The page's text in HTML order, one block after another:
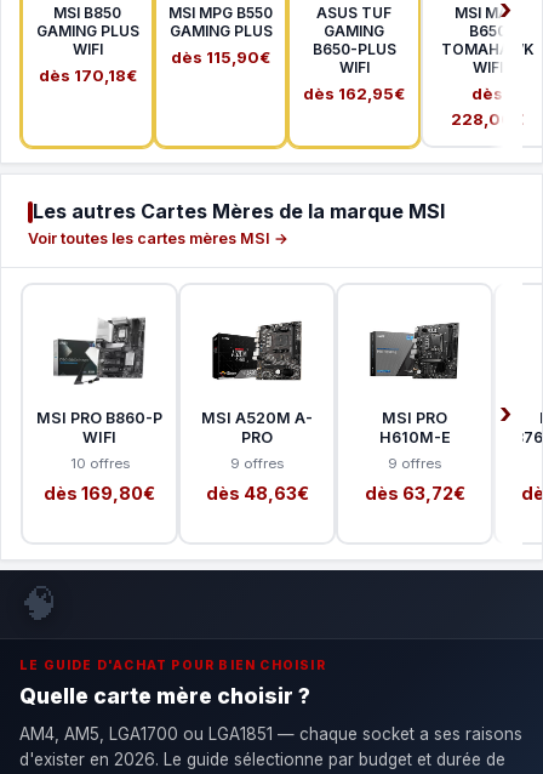
MSI B850
GAMING PLUS
WIFI
dès 170,18€
MSI MPG B550
GAMING PLUS
dès 115,90€
ASUS TUF
GAMING
B650-PLUS
WIFI
dès 162,95€
MSI MAG
B650
TOMAHAWK
WIFI
dès
228,00€
Les autres Cartes Mères de la marque MSI
Voir toutes les cartes mères MSI →
MSI PRO B860-P
WIFI
10 offres
dès 169,80€
MSI A520M A-
PRO
9 offres
dès 48,63€
MSI PRO
H610M-E
9 offres
dès 63,72€
🧠
LE GUIDE D'ACHAT POUR BIEN CHOISIR
Quelle carte mère choisir ?
AM4, AM5, LGA1700 ou LGA1851 — chaque socket a ses raisons
d'exister en 2026. Le guide sélectionne par budget et durée de